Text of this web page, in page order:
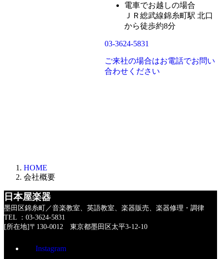
電車でお越しの場合
ＪＲ総武線錦糸町駅 北口
から徒歩約8分
03-3624-5831
ご来社の場合はお電話でお問い
合わせください
HOME
会社概要
日本屋楽器
墨田区錦糸町／音楽教室、英語教室、楽器販売、楽器修理・調律
TEL ：03-3624-5831
[所在地]〒130-0012 東京都墨田区太平3-12-10
Instagram